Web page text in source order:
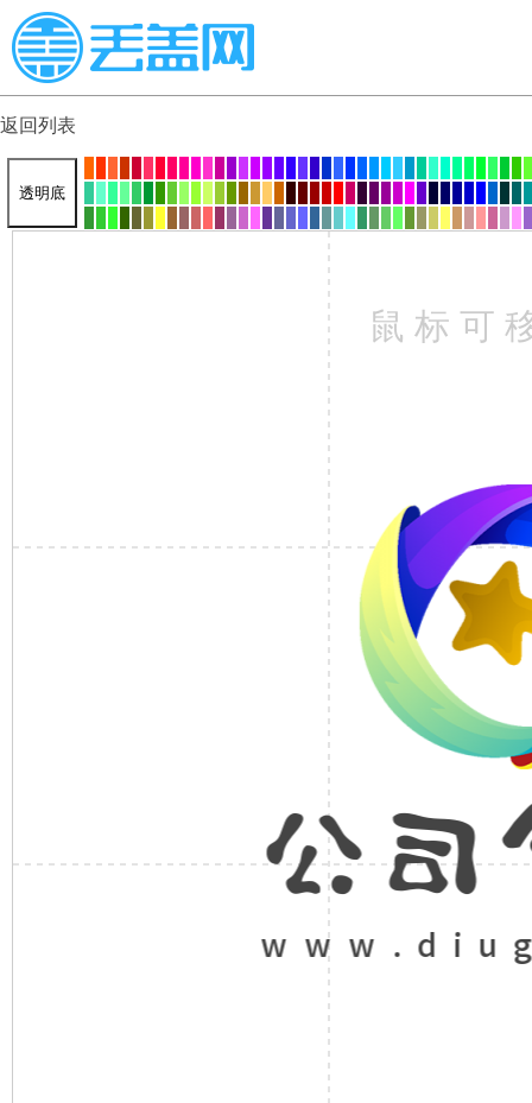
返回列表
透明底